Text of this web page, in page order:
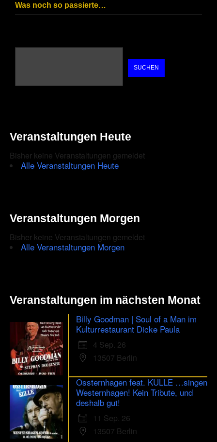
Was noch so passierte…
SUCHEN
Veranstaltungen Heute
Bisher keine Veranstaltungen gemeldet
Alle Veranstaltungen Heute
Veranstaltungen Morgen
Bisher keine Veranstaltungen gemeldet
Alle Veranstaltungen Morgen
Veranstaltungen im nächsten Monat
Billy Goodman | Soul of a Man im
Kulturrestaurant Dicke Paula
4 Sep. 26
13507 Berlin
Ossternhagen feat. KULLE …singen
Westernhagen! Kein Tribute, und
deshalb gut!
11 Sep. 26
13507 Berlin